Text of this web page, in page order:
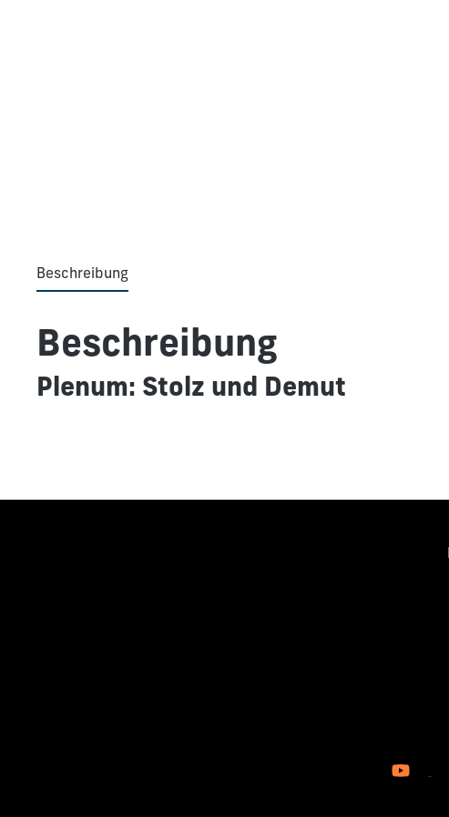
Beschreibung
Beschreibung
Plenum: Stolz und Demut